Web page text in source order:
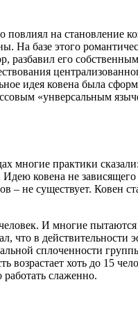
на становление
На базе этого
разбавил его
идея ковена была
«унверсальным
многие практики
ковена не
– не существует. Ковен
И многие
что в
сплоченности
хоть до 15
слаженно.